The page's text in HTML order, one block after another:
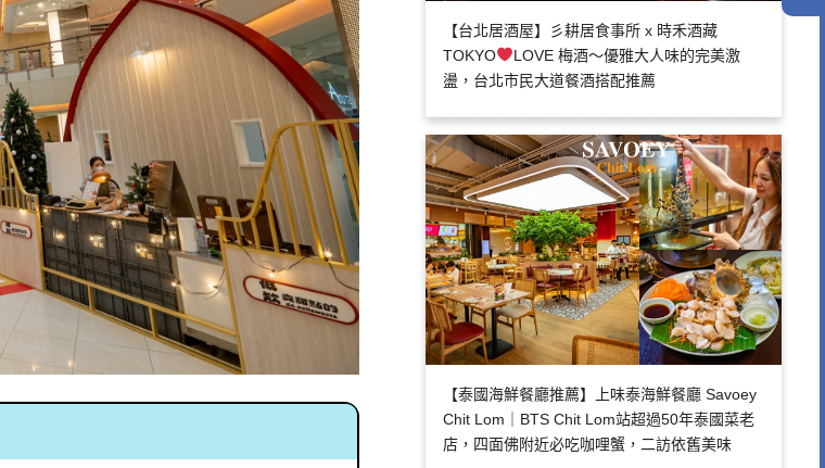
【台北居酒屋】彡耕居食事所 x 時禾酒藏
TOKYO
LOVE 梅酒～優雅大人味的完美激
盪，台北市民大道餐酒搭配推薦
【泰國海鮮餐廳推薦】上味泰海鮮餐廳 Savoey
Chit Lom｜BTS Chit Lom站超過50年泰國菜老
店，四面佛附近必吃咖哩蟹，二訪依舊美味